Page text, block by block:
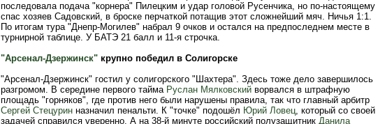
последовала подача "корнера" Пилецким и удар головой Русенчика, но по-настоящему
спас хозяев Садовский, в броске перчаткой потащив этот сложнейший мяч. Ничья 1:1.
По итогам тура "Днепр-Могилев" набрал 9 очков и остался на предпоследнем месте в
турнирной таблице. У БАТЭ 21 балл и 11-я строчка.
"Арсенал-Дзержинск"крупно победил в Солигорске
"Арсенал-Дзержинск" гостил у солигорского "Шахтера". Здесь тоже дело завершилось
разгромом. В середине первого тайма Руслан Мялковскийворвался в штрафную
площадь "горняков", где против него были нарушены правила, так что главный арбитр
Сергей Стецуринназначил пенальти. К "точке" подошёл Юрий Ловец, который со своей
задачей справился уверенно. А на 38-й минуте российский полузащитник Данила